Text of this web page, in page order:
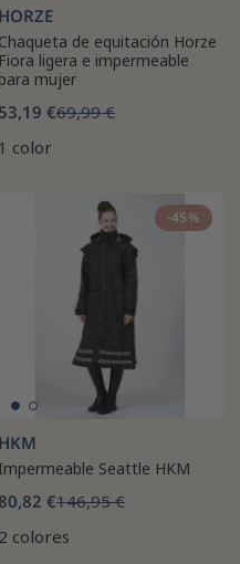
HORZE
Chaqueta de equitación Horze
Fiora ligera e impermeable
para mujer
53,19 €69,99 €
1 color
-45%
HKM
Seattle HKM
€146,95 €
2 colores